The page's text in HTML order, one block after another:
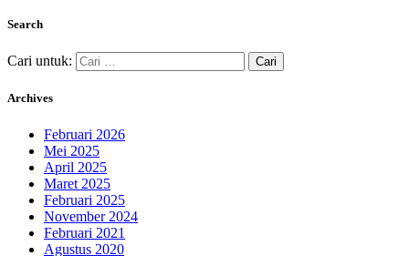
Search
Cari untuk:
Archives
Februari 2026
Mei 2025
April 2025
Maret 2025
Februari 2025
November 2024
Februari 2021
Agustus 2020